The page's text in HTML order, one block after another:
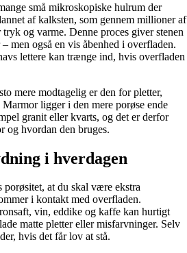
små mikroskopiske hulrum der
af kalksten, som gennem millioner af
og varme. Denne proces giver stenen
men også en vis åbenhed i overfladen.
lettere kan trænge ind, hvis overfladen
mere modtagelig er den for pletter,
ligger i den mere porøse ende
granit eller kvarts, og det er derfor
og hvordan den bruges.
i hverdagen
porøsitet, at du skal være ekstra
i kontakt med overfladen.
vin, eddike og kaffe kan hurtigt
matte pletter eller misfarvninger. Selv
hvis det får lov at stå.